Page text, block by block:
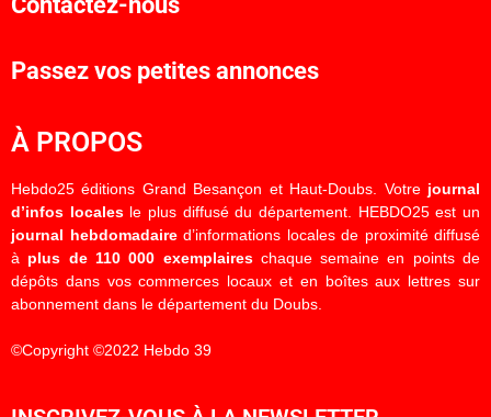
Passez vos petites annonces
À PROPOS
Hebdo25 éditions Grand Besançon et Haut-Doubs. Votre journal
d’infos localesle plus diffusé du département. HEBDO25 est un
journal hebdomadaired’informations locales de proximité diffusé
à plus de 110 000 exemplaireschaque semaine en points de
dépôts dans vos commerces locaux et en boîtes aux lettres sur
abonnement dans le département du Doubs.
©Copyright ©2022 Hebdo 39